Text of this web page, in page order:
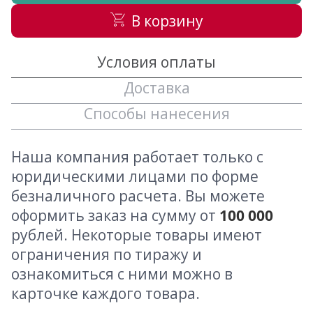
В корзину
Условия оплаты
Доставка
Способы нанесения
Наша компания работает только с
юридическими лицами по форме
безналичного расчета. Вы можете
оформить заказ на сумму от 100 000
рублей. Некоторые товары имеют
ограничения по тиражу и
ознакомиться с ними можно в
карточке каждого товара.